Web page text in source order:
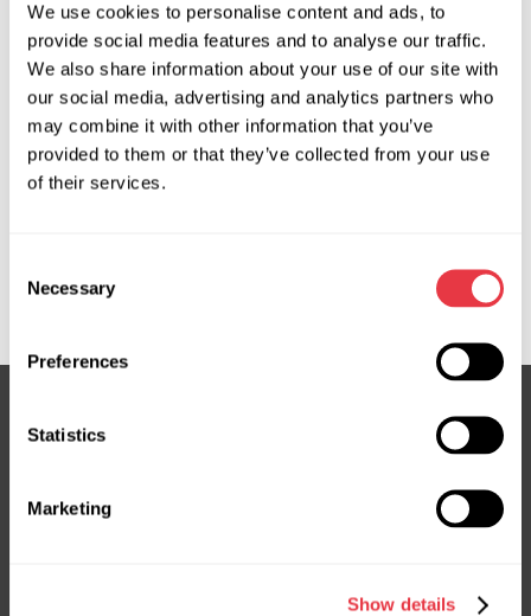
We use cookies to personalise content and ads, to
provide social media features and to analyse our traffic.
We also share information about your use of our site with
our social media, advertising and analytics partners who
may combine it with other information that you’ve
provided to them or that they’ve collected from your use
of their services.
Selection
Necessary
Preferences
Statistics
Marketing
Show details
Виробник:MSG Equipment
Запит ціни
84674093, 84722750, 84944198, CR121, CR414NLA0R
Не пропустіть ексклюзивні пропозиції та знижки